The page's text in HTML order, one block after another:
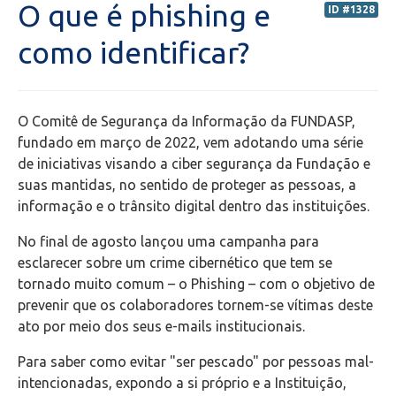
Secretaria de Administração Escolar - SAE
Biblioteca
EAD
Suporte
Microsoft Outlook
ID #1328
O que é phishing e
como identificar?
O Comitê de Segurança da Informação da FUNDASP,
fundado em março de 2022, vem adotando uma série
de iniciativas visando a ciber segurança da Fundação e
suas mantidas, no sentido de proteger as pessoas, a
informação e o trânsito digital dentro das instituições.
No final de agosto lançou uma campanha para
esclarecer sobre um crime cibernético que tem se
tornado muito comum – o Phishing – com o objetivo de
prevenir que os colaboradores tornem-se vítimas deste
ato por meio dos seus e-mails institucionais.
Para saber como evitar "ser pescado" por pessoas mal-
intencionadas, expondo a si próprio e a Instituição,